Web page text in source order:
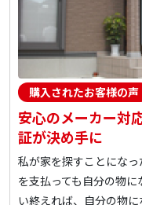
購入されたお客様の声
安心のメーカー対
証が決め手に
私が家を探すことにな
を支払っても自分の物
い終えれば、自分の物